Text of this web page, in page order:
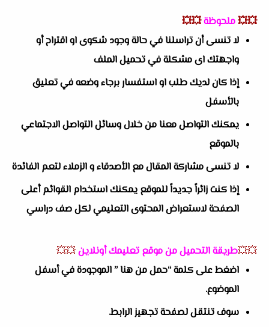
💥💥ملحوظة💥💥
لا تنسى أن تراسلنا في حالة وجود شكوى او اقتراح أو
واجهتك اى مشكلة في تحميل الملف
إذا كان لديك طلب او استفسار برجاء وضعه في تعليق
بالأسفل
يمكنك التواصل معنا من خلال وسائل التواصل الاجتماعي
بالموقع
لا تنسى مشاركة المقال مع الأصدقاء و الزملاء لتعم الفائدة
إذا كنت زائراً جديداً للموقع يمكنك استخدام القوائم أعلى
الصفحة لاستعراض المحتوى التعليمي لكل صف دراسي
💥💥طريقة التحميل من موقع تعليمك أونلاين💥💥
اضغط على كلمة “حمل من هنا ” الموجودة في أسفل
الموضوع.
سوف تنتقل لصفحة تجهيز الرابط.